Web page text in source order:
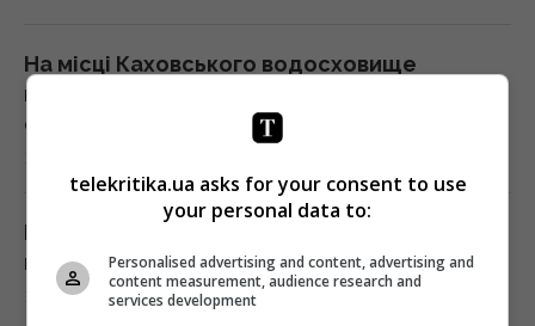
На місці Каховського водосховище
відбувається те, чого нема більше ніде в
світі, - вчені
Відомий ведучий виїхав з України під час
війни: його змусили дати пояснення
18:50 неділя, 09 серпня 2026
telekritika.ua asks for your consent to use
your personal data to:
Personalised advertising and content, advertising and
content measurement, audience research and
services development